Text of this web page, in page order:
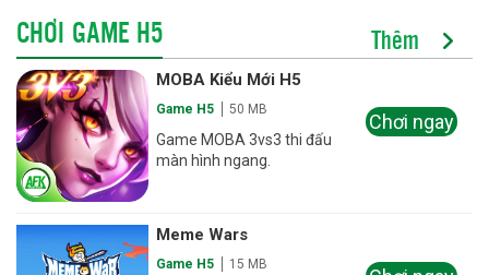
CHƠI GAME H5 Thêm
MOBA Kiểu Mới H5
Game H5 50 MB
Game MOBA 3vs3 thi đấu
màn hình ngang.
Chơi ngay
Meme Wars
Game H5 15 MB